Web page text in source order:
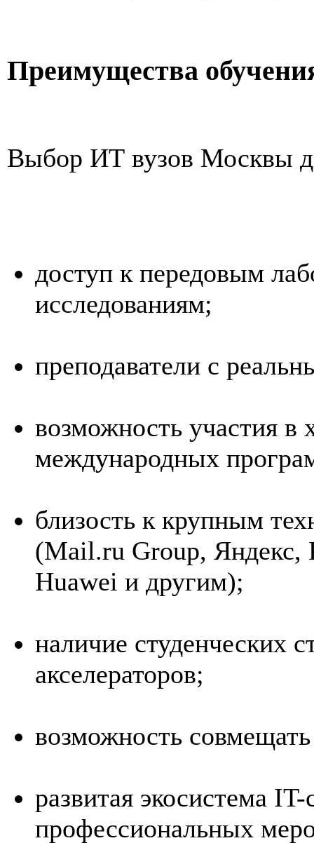
Преимущества
Выбор ИТ вузов Москвы
доступ к передовым
исследованиям;
преподаватели с
возможность участия в
международных
близость к крупным
(Mail.ru Group, Яндекс,
Huawei и другим);
наличие студенческих
акселераторов;
возможность
развитая экосистема
профессиональных